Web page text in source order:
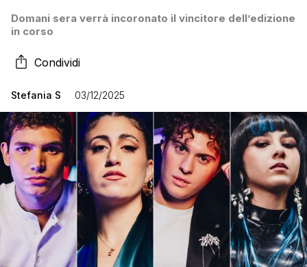
Domani sera verrà incoronato il vincitore dell’edizione
in corso
Condividi
Stefania S 03/12/2025